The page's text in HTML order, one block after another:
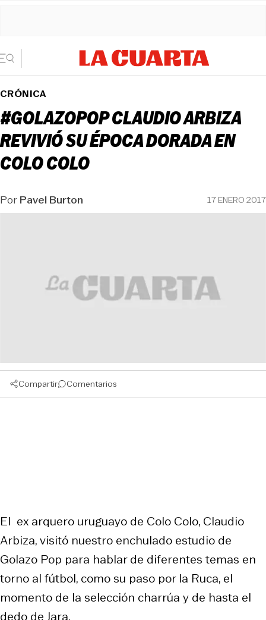
CRÓNICA
#GOLAZOPOP CLAUDIO ARBIZA
REVIVIÓ SU ÉPOCA DORADA EN
COLO COLO
PorPavel Burton 17 ENERO 2017
Compartir Comentarios
El ex arquero uruguayo de Colo Colo, Claudio
Arbiza, visitó nuestro enchulado estudio de
Golazo Pop para hablar de diferentes temas en
torno al fútbol, como su paso por la Ruca, el
momento de la selección charrúa y de hasta el
dedo de Jara.